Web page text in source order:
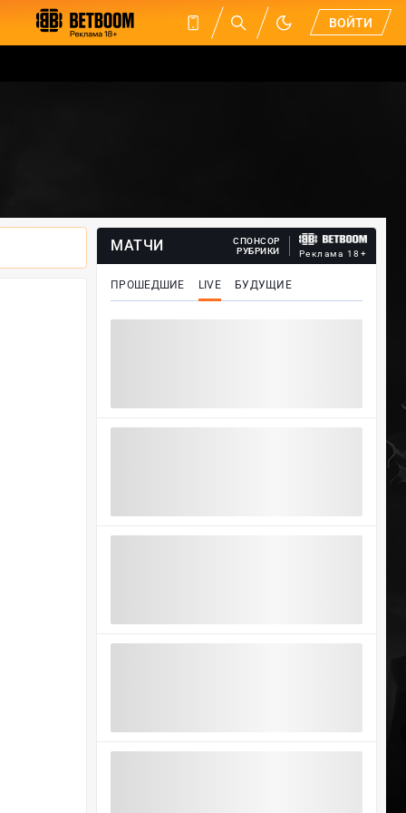
ВОЙТИ
МАТЧИ
СПОНСОР
РУБРИКИ
Реклама 18+
ПРОШЕДШИЕ LIVE БУДУЩИЕ